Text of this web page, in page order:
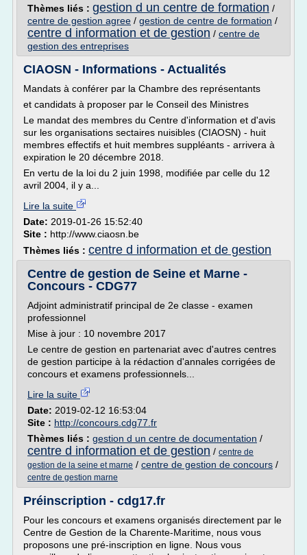
Thèmes liés : gestion d un centre de formation /
centre de gestion agree / gestion de centre de formation /
centre d information et de gestion / centre de
gestion des entreprises
CIAOSN - Informations - Actualités
Mandats à conférer par la Chambre des représentants
et candidats à proposer par le Conseil des Ministres
Le mandat des membres du Centre d'information et d'avis
sur les organisations sectaires nuisibles (CIAOSN) - huit
membres effectifs et huit membres suppléants - arrivera à
expiration le 20 décembre 2018.
En vertu de la loi du 2 juin 1998, modifiée par celle du 12
avril 2004, il y a...
Lire la suite
Date: 2019-01-26 15:52:40
Site : http://www.ciaosn.be
Thèmes liés : centre d information et de gestion
Centre de gestion de Seine et Marne -
Concours - CDG77
Adjoint administratif principal de 2e classe - examen
professionnel
Mise à jour : 10 novembre 2017
Le centre de gestion en partenariat avec d'autres centres
de gestion participe à la rédaction d'annales corrigées de
concours et examens professionnels...
Lire la suite
Date: 2019-02-12 16:53:04
Site : http://concours.cdg77.fr
Thèmes liés : gestion d un centre de documentation /
centre d information et de gestion / centre de
gestion de la seine et marne / centre de gestion de concours /
centre de gestion marne
Préinscription - cdg17.fr
Pour les concours et examens organisés directement par le
Centre de Gestion de la Charente-Maritime, nous vous
proposons une pré-inscription en ligne. Nous vous